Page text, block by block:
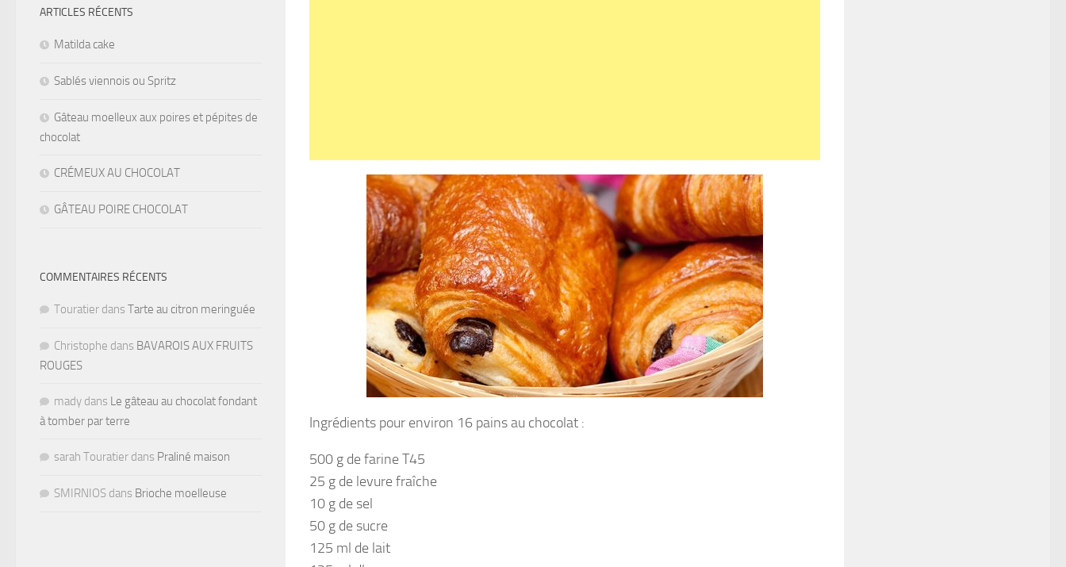
Ingrédients pour environ 16 pains au chocolat :
500 g de farine T45
25 g de levure fraîche
10 g de sel
50 g de sucre
125 ml de lait
ARTICLES RÉCENTS
Matilda cake
Sablés viennois ou Spritz
Gâteau moelleux aux poires et pépites de
chocolat
CRÉMEUX AU CHOCOLAT
GÂTEAU POIRE CHOCOLAT
COMMENTAIRES RÉCENTS
Touratier dans Tarte au citron meringuée
Christophe dans BAVAROIS AUX FRUITS
ROUGES
mady dans Le gâteau au chocolat fondant
à tomber par terre
sarah Touratier dans Praliné maison
SMIRNIOS dans Brioche moelleuse